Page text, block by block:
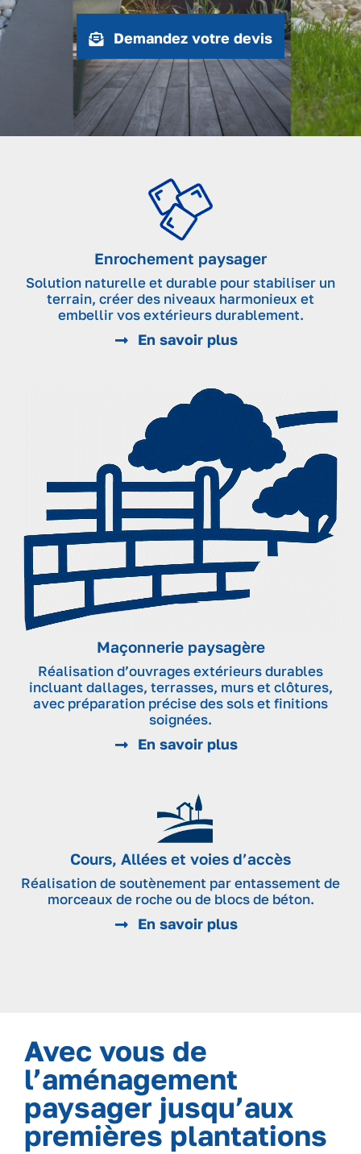
Contact Demandez votre devis
Enrochement paysager
Solution naturelle et durable pour stabiliser un
terrain, créer des niveaux harmonieux et
embellir vos extérieurs durablement.
En savoir plus
Maçonnerie paysagère
Réalisation d’ouvrages extérieurs durables
incluant dallages, terrasses, murs et clôtures,
avec préparation précise des sols et finitions
soignées.
En savoir plus
Cours, Allées et voies d’accès
Réalisation de soutènement par entassement de
morceaux de roche ou de blocs de béton.
En savoir plus
Avec vous de
l’aménagement
paysager jusqu’aux
premières plantations